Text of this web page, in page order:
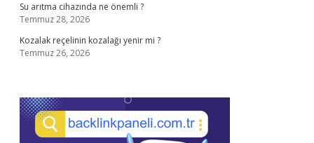
Su arıtma cihazında ne önemli ?
Temmuz 28, 2026
Kozalak reçelinin kozalağı yenir mi ?
Temmuz 26, 2026